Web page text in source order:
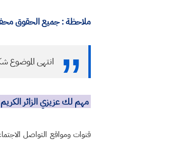
ملاحظة : جميع الحقوق
انتهى
مهم لك عزيزي الزائر
قنوات ومواقع التواصل